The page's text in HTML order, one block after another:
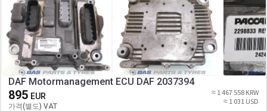
DAF Motormanagement ECU DAF 2037394
895 EUR
가격(별도) VAT
≈ 1 467 558 KRW
≈ 1 031 USD